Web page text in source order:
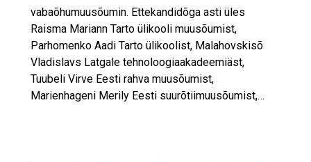
vabaõhumuusõumin. Ettekandidõga asti üles
Raisma Mariann Tarto ülikooli muusõumist,
Parhomenko Aadi Tarto ülikoolist, Malahovskisõ
Vladislavs Latgale tehnoloogiaakadeemiäst,
Tuubeli Virve Eesti rahva muusõumist,
Marienhageni Merily Eesti suurõtiimuusõumist,…